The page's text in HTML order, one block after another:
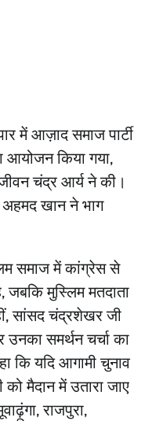
में आज़ाद समाज पार्टी
आयोजन किया गया,
चंद्र आर्य ने की।
खान ने भाग
समाज में कांग्रेस से
जबकि मुस्लिम मतदाता
सांसद चंद्रशेखर जी
समर्थन चर्चा का
कि यदि आगामी चुनाव
को मैदान में उतारा जाए
राजपुरा,